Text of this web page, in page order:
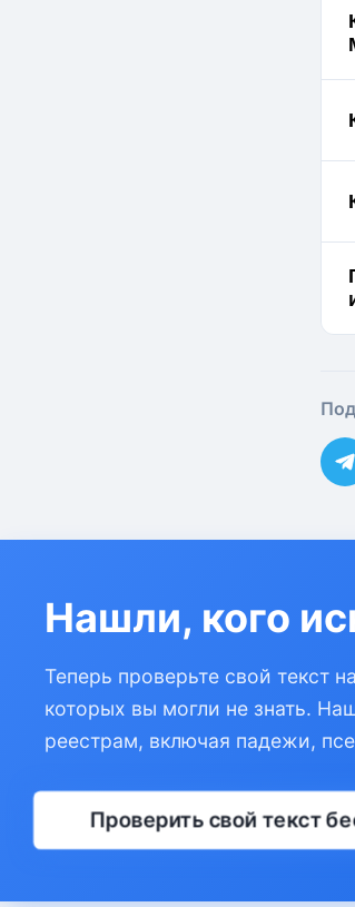
Нашли, кого
Теперь проверьте свой текст на
которых вы могли не знать.
реестрам, включая падежи,
Проверить свой текст